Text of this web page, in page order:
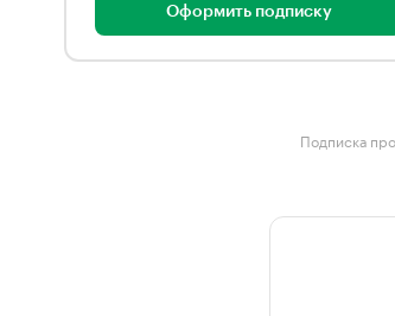
Оформить подписку
Подписка